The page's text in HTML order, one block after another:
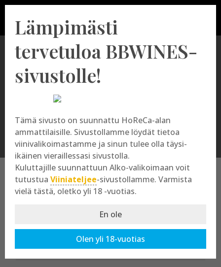
Salmiakkilikööri
Salmiakkilikööri
Kaikki tuotteet osastossa:Salmiakkilikööri
Lämpimästi
tervetuloa BBWINES-
sivustolle!
Tämä sivusto on suunnattu HoReCa-alan
ammattilaisille. Sivustollamme löydät tietoa
viinivalikoimastamme ja sinun tulee olla täysi-
ikäinen vieraillessasi sivustolla.
Kuluttajille suunnattuun Alko-valikoimaan voit
tutustua Viiniateljee-sivustollamme. Varmista
vielä tästä, oletko yli 18 -vuotias.
En ole
Olen yli 18-vuotias